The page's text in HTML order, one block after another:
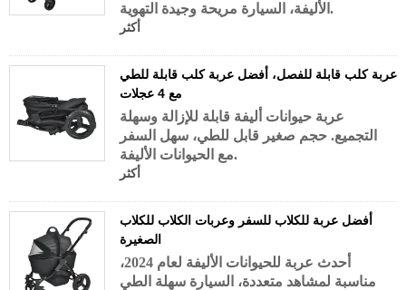
الأليفة، السيارة مريحة وجيدة التهوية.
أكثر
عربة كلب قابلة للفصل، أفضل عربة كلب قابلة للطي
مع 4 عجلات
عربة حيوانات أليفة قابلة للإزالة وسهلة
التجميع. حجم صغير قابل للطي، سهل السفر
مع الحيوانات الأليفة.
أكثر
أفضل عربة للكلاب للسفر وعربات الكلاب للكلاب
الصغيرة
أحدث عربة للحيوانات الأليفة لعام 2024،
مناسبة لمشاهد متعددة، السيارة سهلة الطي